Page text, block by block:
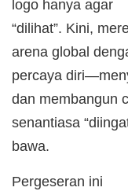
logo hanya agar
“dilihat”. Kini,
arena global
percaya
dan membangun
senantiasa
bawa.
​Pergeseran ini